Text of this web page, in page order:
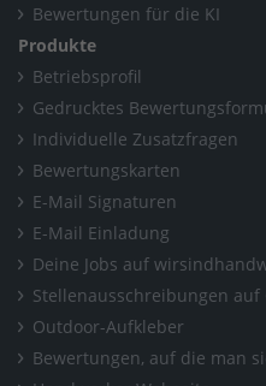
Bewertungen für die KI
Produkte
Betriebsprofil
Gedrucktes
Individuelle Zusatzfragen
Bewertungskarten
E-Mail Signaturen
E-Mail Einladung
Deine Jobs auf
Stellenausschreibungen auf
Outdoor-Aufkleber
Bewertungen, auf die man